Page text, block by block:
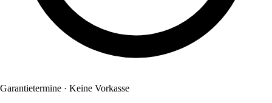
Garantietermine · Keine Vorkasse